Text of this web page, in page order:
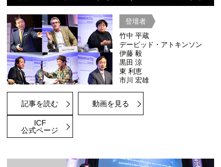
ICF2019 都市戦略セッション
東京2035― 輝く世界都市
～人は未来の都市空間に何を望むの